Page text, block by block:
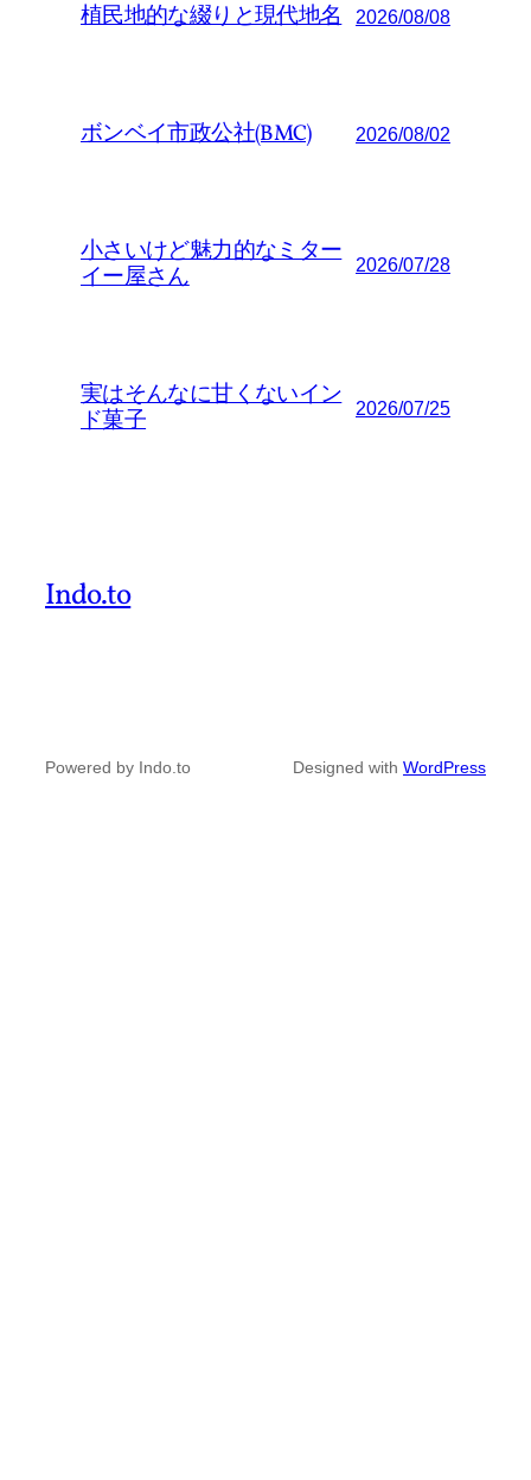
植民地的な綴りと現代地名 2026/08/08
ボンベイ市政公社(BMC) 2026/08/02
小さいけど魅力的なミター
イー屋さん
2026/07/28
実はそんなに甘くないイン
ド菓子
2026/07/25
Indo.to
Powered by Indo.to Designed with WordPress